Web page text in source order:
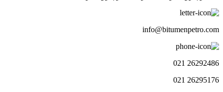
عدد
info@bitumenpetro.com
26292486 021
26295176 021